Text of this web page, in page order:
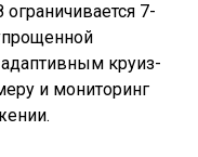
7-
круиз-
и мониторинг